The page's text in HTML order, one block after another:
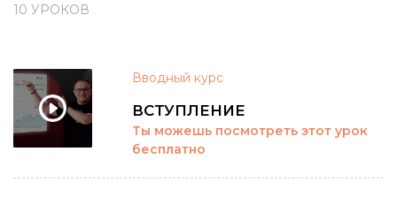
10 УРОКОВ
Вводный курс
ВСТУПЛЕНИЕ
Ты можешь посмотреть этот урок
бесплатно